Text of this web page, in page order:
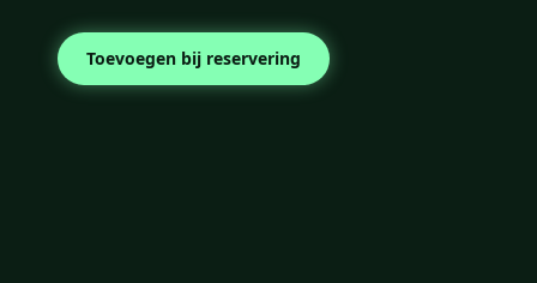
Toevoegen bij reservering